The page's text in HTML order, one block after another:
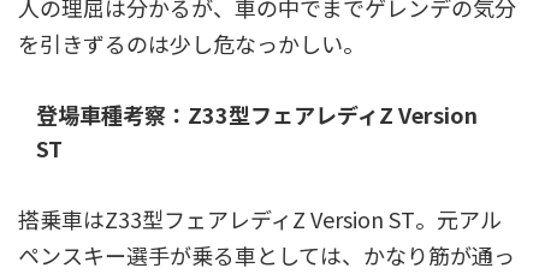
人の理屈は分かるが、車の中でまでゲレンデの気分
を引きずるのは少し危なっかしい。
登場車種考察：Z33型フェアレディZ Version
ST
搭乗車はZ33型フェアレディZ Version ST。元アル
ペンスキー選手が乗る車としては、かなり筋が通っ